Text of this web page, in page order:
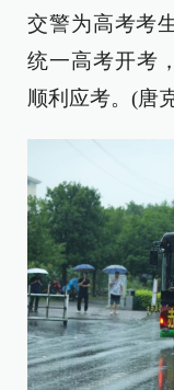
交警为高考考
统一高考开考
顺利应考。(唐